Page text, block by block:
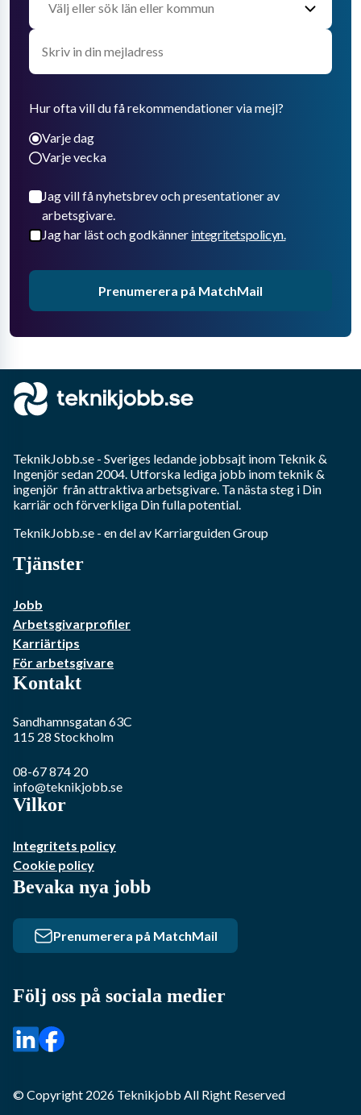
Hur ofta vill du få rekommendationer via mejl?
Varje dag
Varje vecka
Jag vill få nyhetsbrev och presentationer av
arbetsgivare.
Jag har läst och godkänner integritetspolicyn.
Prenumerera på MatchMail
TeknikJobb.se - Sveriges ledande jobbsajt inom Teknik &
Ingenjörsedan 2004. Utforska lediga jobb inomteknik &
ingenjör från attraktiva arbetsgivare. Ta nästa steg i Din
karriär och förverkliga Din fulla potential.
TeknikJobb.se - en del av Karriarguiden Group
Tjänster
Jobb
Arbetsgivarprofiler
Karriärtips
För arbetsgivare
Kontakt
Sandhamnsgatan 63C
115 28 Stockholm
08-67 874 20
info@teknikjobb.se
Vilkor
Integritets policy
Cookie policy
Bevaka nya jobb
Prenumerera på MatchMail
Följ oss på sociala medier
© Copyright 2026 Teknikjobb All Right Reserved